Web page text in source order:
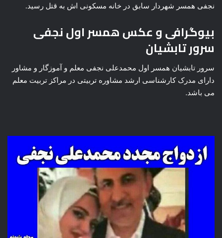
نجفی همسر شهردار سابق در خانه مسکونی اش به قتل رسید.
بیوگرافی و عکس همسر اول نجفی
سرور تابشیان
سرور تابشیان همسر اول محمدعلی نجفی معلم و آموزگار و مشاور
دارای مدرک کارشناسی ارشد مشاوره تربیتی در مراکز تربیت معلم
می باشد.